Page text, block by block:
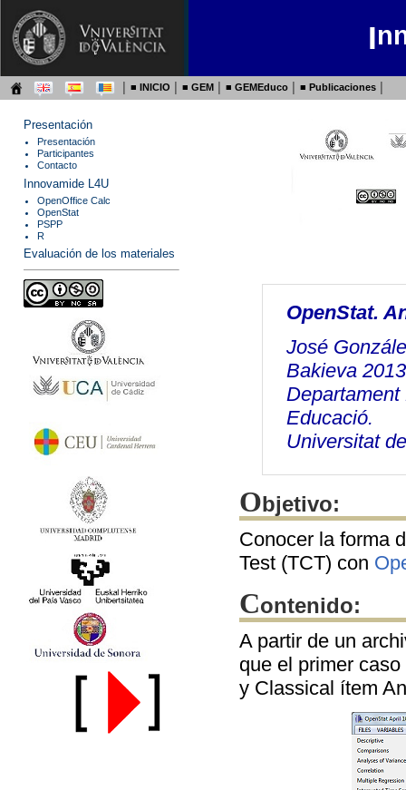
I
│ ■ INICIO │ ■ GEM │ ■ GEMEduco │ ■ Publicaciones
Presentación
Presentación
Participantes
Contacto
Innovamide L4U
OpenOffice Calc
OpenStat
PSPP
R
Evaluación de los materiales
OpenStat.
José
Bakieva 2013
Educació.
Universitat
Objetivo:
Conocer la forma
Test (TCT) con
Contenido:
A partir de un
que el primer
y Classical ítem